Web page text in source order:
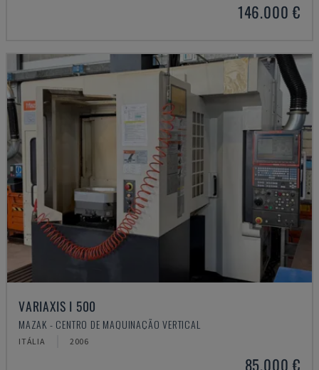
146.000 €
VARIAXIS I 500
MAZAK - CENTRO DE MAQUINAÇÃO VERTICAL
ITÁLIA 2006
85.000 €